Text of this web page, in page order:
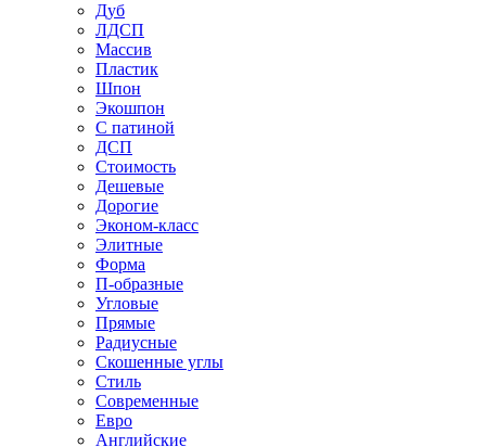
Дуб
ЛДСП
Массив
Пластик
Шпон
Экошпон
С патиной
ДСП
Стоимость
Дешевые
Дорогие
Эконом-класс
Элитные
Форма
П-образные
Угловые
Прямые
Радиусные
Скошенные углы
Стиль
Современные
Евро
Английские